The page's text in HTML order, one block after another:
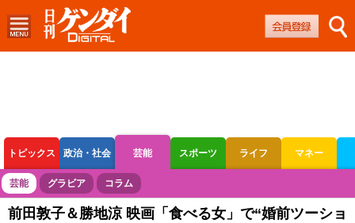
トピックス 政治・社会 芸能 スポーツ ライフ マネー
ボートレース 競輪 オートレース
芸能 グラビア コラム
前田敦子＆勝地涼 映画「食べる女」で“婚前ツーショ